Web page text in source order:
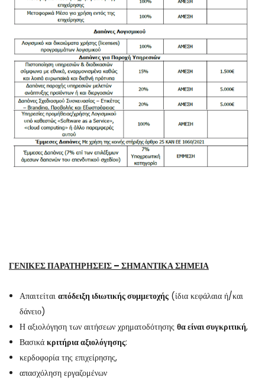
ΓΕΝΙΚΕΣ ΠΑΡΑΤΗΡΗΣΕΙΣ – ΣΗΜΑΝΤΙΚΑ ΣΗΜΕΙΑ
Απαιτείται απόδειξη ιδιωτικής συμμετοχής (ίδια κεφάλαια ή/και
δάνειο)
Η αξιολόγηση των αιτήσεων χρηματοδότησης θα είναι συγκριτική,
Βασικά κριτήρια αξιολόγησης:
κερδοφορία της επιχείρησης,
απασχόληση εργαζομένων